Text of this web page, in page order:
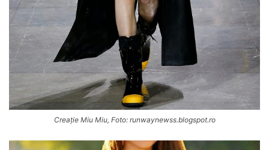
Creație Miu Miu, Foto: runwaynewss.blogspot.ro